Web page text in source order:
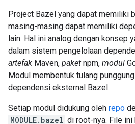
Project Bazel yang dapat memiliki
masing-masing dapat memiliki
lain. Hal ini analog dengan konsep
dalam sistem pengelolaan
artefak Maven, paket npm, modul
Modul membentuk tulang
dependensi eksternal Bazel.
Setiap modul didukung oleh repo
MODULE.bazel di root-nya. File